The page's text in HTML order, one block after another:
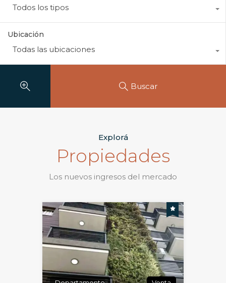
Todos los tipos
Ubicación
Todas las ubicaciones
Buscar
Explorá
Propiedades
Los nuevos ingresos del mercado